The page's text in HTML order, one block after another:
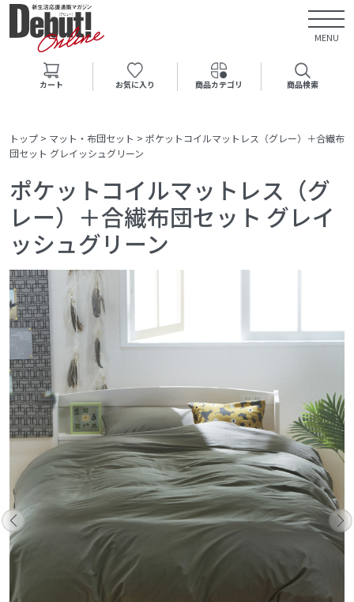
MENU
カート お気に入り 商品カテゴリ 商品検索
トップ > マット・布団セット > ポケットコイルマットレス（グレー）＋合繊布
団セット グレイッシュグリーン
ポケットコイルマットレス（グ
レー）＋合繊布団セット グレイ
ッシュグリーン